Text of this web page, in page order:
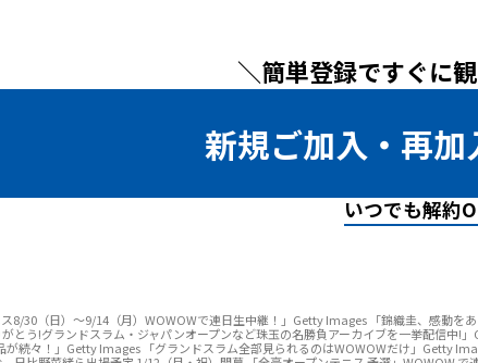
＼簡単登録ですぐに
新規ご加入・再加
いつでも解約
ス8/30（⽇）〜9/14（⽉）WOWOWで連日生中継！」Getty Images 「錦織圭、感動
とう!グランドスラム・ジャパンオープンなど珠玉の名勝負アーカイブを一挙配信中!
が続々！」Getty Images 「グランドスラム全部見られるのはWOWOWだけ」Getty